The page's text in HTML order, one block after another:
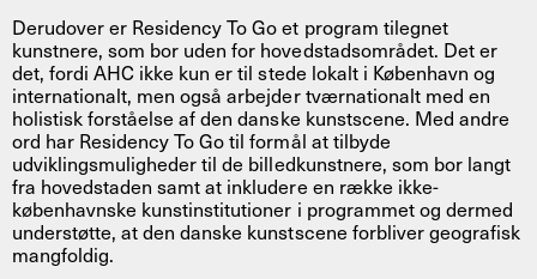
Derudover er Residency To Go et program tilegnet
kunstnere, som bor uden for hovedstadsområdet. Det er
det, fordi AHC ikke kun er til stede lokalt i København og
internationalt, men også arbejder tværnationalt med en
holistisk forståelse af den danske kunstscene. Med andre
ord har Residency To Go til formål at tilbyde
udviklingsmuligheder til de billedkunstnere, som bor langt
fra hovedstaden samt at inkludere en række ikke-
københavnske kunstinstitutioner i programmet og dermed
understøtte, at den danske kunstscene forbliver geografisk
mangfoldig.